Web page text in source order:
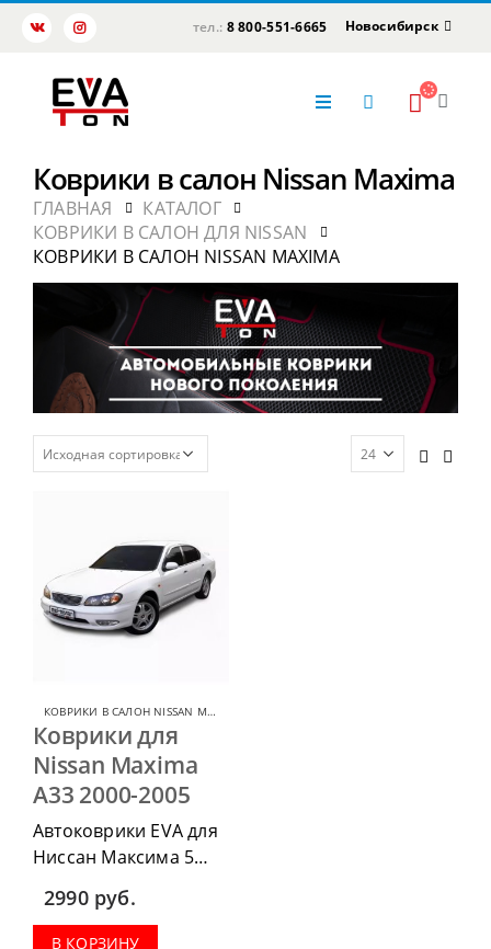
тел.: 8 800-551-6665 Новосибирск
Коврики в салон Nissan Maxima
ГЛАВНАЯ
КАТАЛОГ
КОВРИКИ В САЛОН ДЛЯ NISSAN
КОВРИКИ В САЛОН NISSAN MAXIMA
КОВРИКИ В САЛОН NISSAN MAXIMA
Коврики для
Nissan Maxima
A33 2000-2005
Автоковрики EVA для
Ниссан Максима 5
2000-2005 можно
приобрести в
комплектации:
2990 руб.
В КОРЗИНУ